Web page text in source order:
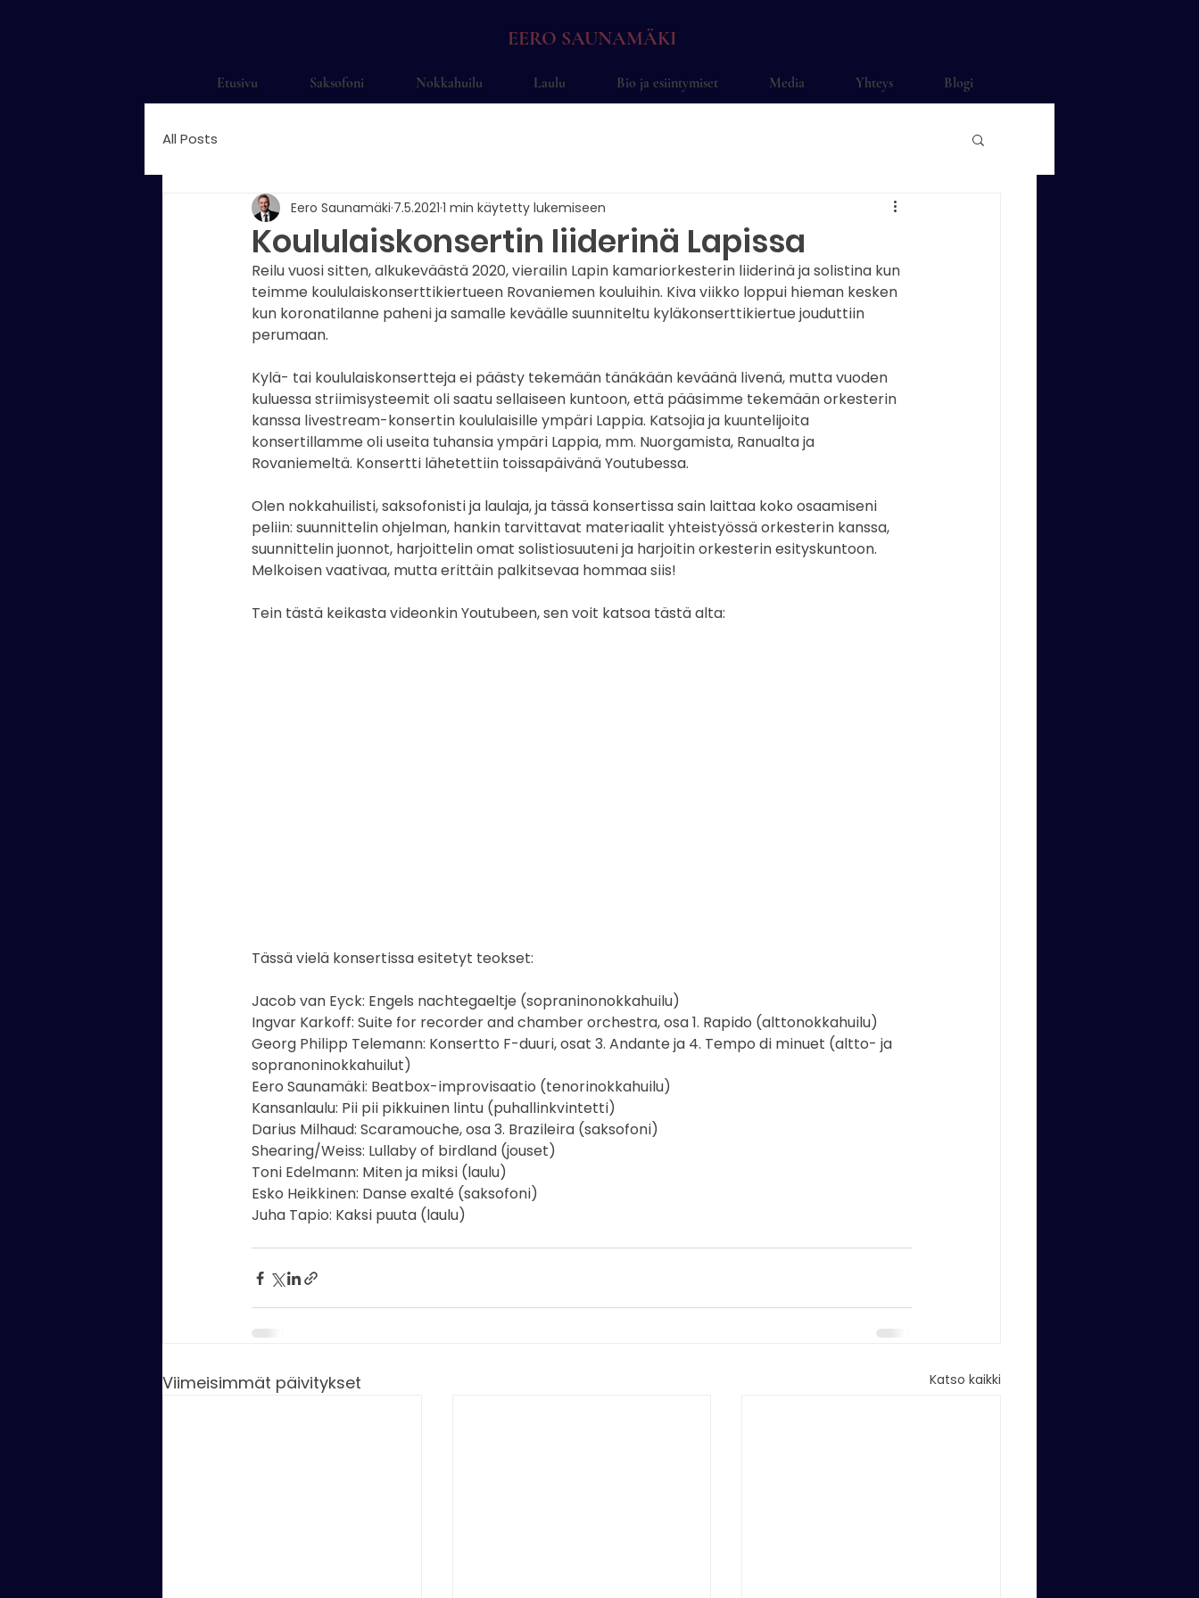
EERO SAUNAMÄKI
Etusivu Saksofoni Nokkahuilu Laulu Bio ja esiintymiset Media Yhteys Blogi
All Posts
Koululaiskonsertin liiderinä Lapissa
Eero Saunamäki 7.5.2021 1 min käytetty lukemiseen
Reilu vuosi sitten, alkukeväästä 2020, vierailin Lapin kamariorkesterin liiderinä ja solistina kun
teimme koululaiskonserttikiertueen Rovaniemen kouluihin. Kiva viikko loppui hieman kesken
kun koronatilanne paheni ja samalle keväälle suunniteltu kyläkonserttikiertue jouduttiin
perumaan.
Kylä- tai koululaiskonsertteja ei päästy tekemään tänäkään keväänä livenä, mutta vuoden
kuluessa striimisysteemit oli saatu sellaiseen kuntoon, että pääsimme tekemään orkesterin
kanssa livestream-konsertin koululaisille ympäri Lappia. Katsojia ja kuuntelijoita
konsertillamme oli useita tuhansia ympäri Lappia, mm. Nuorgamista, Ranualta ja
Rovaniemeltä. Konsertti lähetettiin toissapäivänä Youtubessa.
Olen nokkahuilisti, saksofonisti ja laulaja, ja tässä konsertissa sain laittaa koko osaamiseni
peliin: suunnittelin ohjelman, hankin tarvittavat materiaalit yhteistyössä orkesterin kanssa,
suunnittelin juonnot, harjoittelin omat solistiosuuteni ja harjoitin orkesterin esityskuntoon.
Melkoisen vaativaa, mutta erittäin palkitsevaa hommaa siis!
Tein tästä keikasta videonkin Youtubeen, sen voit katsoa tästä alta:
Tässä vielä konsertissa esitetyt teokset:
Jacob van Eyck: Engels nachtegaeltje (sopraninonokkahuilu)
Ingvar Karkoff: Suite for recorder and chamber orchestra, osa 1. Rapido (alttonokkahuilu)
Georg Philipp Telemann: Konsertto F-duuri, osat 3. Andante ja 4. Tempo di minuet (altto- ja
sopranoninokkahuilut)
Eero Saunamäki: Beatbox-improvisaatio (tenorinokkahuilu)
Kansanlaulu: Pii pii pikkuinen lintu (puhallinkvintetti)
Darius Milhaud: Scaramouche, osa 3. Brazileira (saksofoni)
Shearing/Weiss: Lullaby of birdland (jouset)
Toni Edelmann: Miten ja miksi (laulu)
Esko Heikkinen: Danse exalté (saksofoni)
Juha Tapio: Kaksi puuta (laulu)
Viimeisimmät päivitykset Katso kaikki